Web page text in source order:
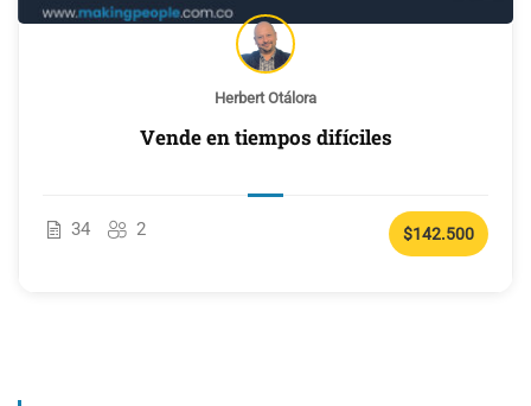
Herbert Otálora
Vende en tiempos difíciles
34 2 $142.500